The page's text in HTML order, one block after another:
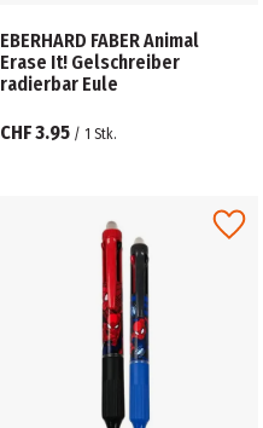
EBERHARD FABER Animal
Erase It! Gelschreiber
radierbar Eule
CHF 3.95 / 1 Stk.